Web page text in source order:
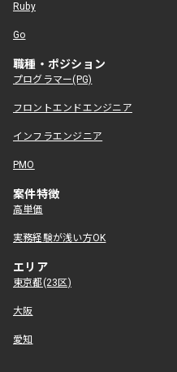
Ruby
Go
職種・ポジション
プログラマー(PG)
フロントエンドエンジニア
インフラエンジニア
PMO
案件特徴
高単価
実務経験が浅い方OK
エリア
東京都(23区)
大阪
愛知